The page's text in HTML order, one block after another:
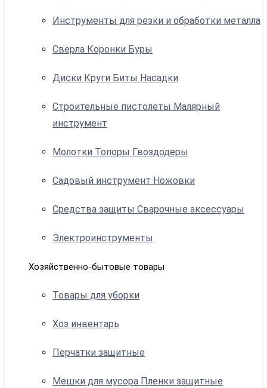
Инструменты для резки и обработки металла
Сверла Коронки Буры
Диски Круги Биты Насадки
Строительные пистолеты Малярный
инструмент
Молотки Топоры Гвоздодеры
Садовый инструмент Ножовки
Средства защиты Сварочные аксессуары
Электроинструменты
Хозяйственно-бытовые товары
Товары для уборки
Хоз инвентарь
Перчатки защитные
Мешки для мусора Пленки защитные